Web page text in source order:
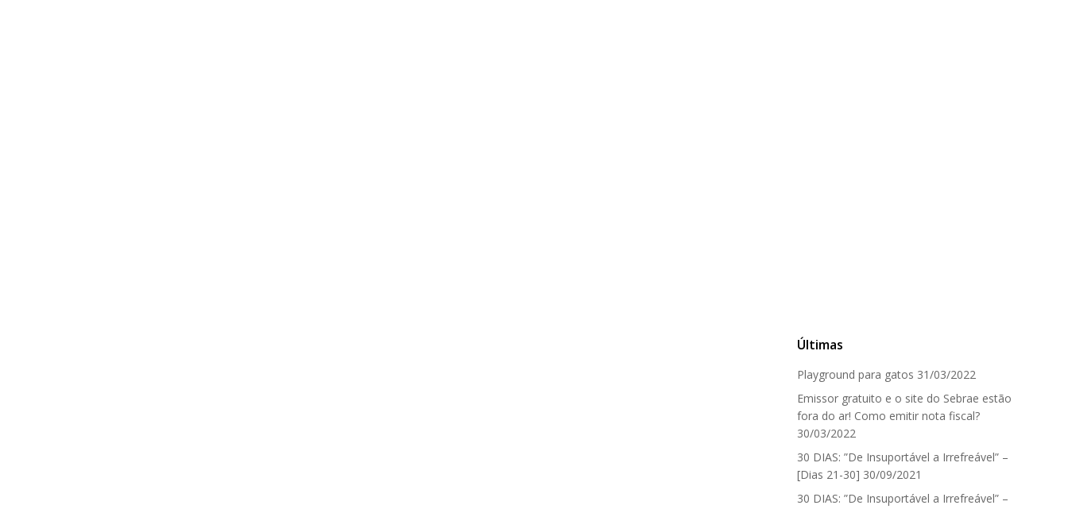
Últimas
Playground para gatos 31/03/2022
Emissor gratuito e o site do Sebrae estão
fora do ar! Como emitir nota fiscal?
30/03/2022
30 DIAS: ”De Insuportável a Irrefreável” –
[Dias 21-30] 30/09/2021
30 DIAS: ”De Insuportável a Irrefreável” –